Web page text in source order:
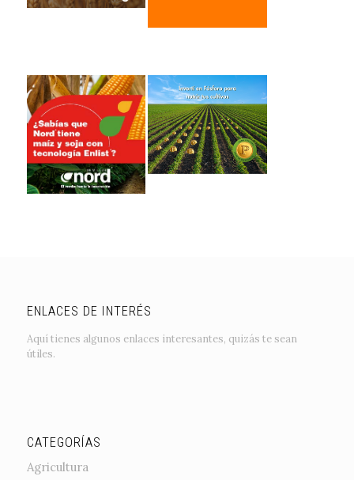
ENLACES DE INTERÉS
Aquí tienes algunos enlaces interesantes, quizás te sean
útiles.
CATEGORÍAS
Agricultura